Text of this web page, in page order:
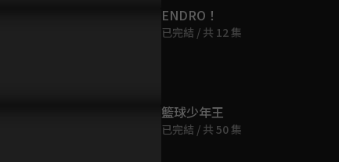
ENDRO！
已完結 / 共 12 集
籃球少年王
已完結 / 共 50 集